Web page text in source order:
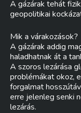
A gázárak tehát
geopolitikai
Mik a várakozások?
A gázárak addig
haladhatnak át a
A szoros lezárása
problémákat okoz,
forgalmat
erre jelenleg senki
lezárás.